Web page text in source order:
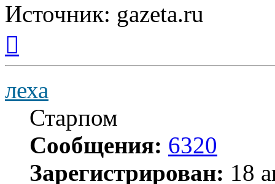
Источник: gazeta.ru
началу
леха
Старпом
Сообщения: 6320
Зарегистрирован: 18